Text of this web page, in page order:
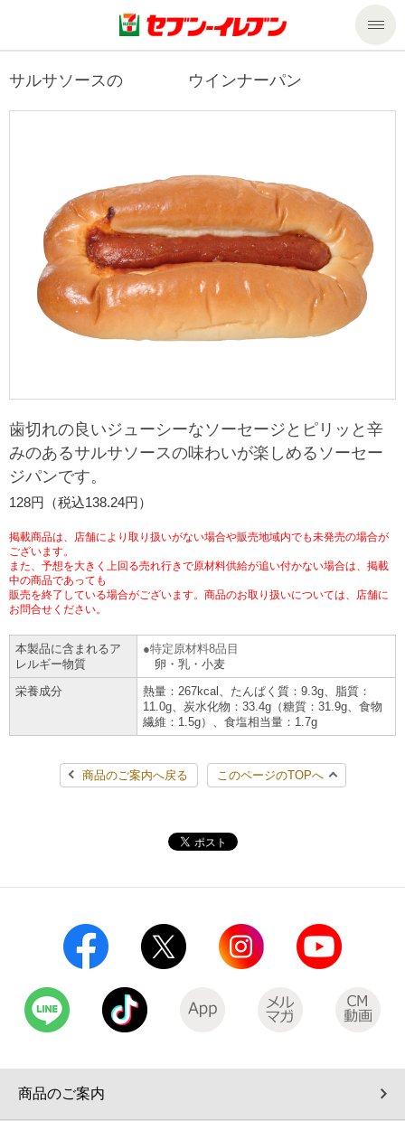
商品のご案内
来週の新商品
商品カテゴリ一覧
セブンプレミアム
ギフト
プリペイドカード・金券
ニンテンドー・ダウンロードカード
サービストップ
nanacoトップ
マルチコピー機でできること
コピー
プリント
スキャン
ファクス
チケット
プリペイドサービス
スポーツ振興くじ
行政サービス
学び・教育
宅配便
切手・はがき・印紙
セブン銀行ATM
ご利用可能なお支払い方法
スマホプリペイド
レジでApple Accountにチャージ
オンラインフォトサービス
コインランドリー（店舗限定）
宅配ロッカー（店舗限定）
自転車シェアリング（店舗限定）
モバイルバッテリーシェアリング（店舗限定）
モバイルWi-Fiバッテリーシェアリング（店舗限定）
荷物預かりサービス「ecbocloakエクボクローク」（店舗限定）
チケットサービス
セブンチケット
イープラス
JTB
セブン‐イレブンでお受取り
セブンネットショッピング
企業情報
企業情報トップ
ニュースリリース
企業理念
会社概要
貸借対照表・損益計算書
沿革
国内店舗数
売上高、店舗数推移
セブン‐イレブンの海外事業
データで見るセブン‐イレブン
セブン‐イレブンの「商品力」
セブン-イレブンの横顔
セブン-イレブンの歴史
私たちの取組み
サステナビリティ
セブン＆アイ・ホールディングスの重点課題
サステナビリティ活動基本方針
サステナビリティ推進体制
GREEN CHALLENGE 2050
4VISIONS
サステナビリティニュース
サステナビリティレポート
報告書ライブラリー
加盟店オーナー募集 物件募集・購入
アルバイト情報
店舗検索
お問い合わせ
Language
English (Corporate)
English (Services)
简体中文(服务)
한국어(서비스)
サルサソースの ウインナーパン
歯切れの良いジューシーなソーセージとピリッと辛
みのあるサルサソースの味わいが楽しめるソーセー
ジパンです。
128円（税込138.24円）
掲載商品は、店舗により取り扱いがない場合や販売地域内でも未発売の場合が
ございます。
また、予想を大きく上回る売れ行きで原材料供給が追い付かない場合は、掲載
中の商品であっても
販売を終了している場合がございます。商品のお取り扱いについては、店舗に
お問合せください。
本製品に含まれるア
レルギー物質
特定原材料8品目
卵・乳・小麦
栄養成分
熱量：267kcal、たんぱく質：9.3g、脂質：
11.0g、炭水化物：33.4g（糖質：31.9g、食物
繊維：1.5g）、食塩相当量：1.7g
商品のご案内へ戻る このページのTOPへ
商品のご案内